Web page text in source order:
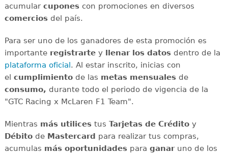
acumular cuponescon promociones en diversos
comerciosdel país.
Para ser uno de los ganadores de esta promoción es
importante registrarteyllenar los datosdentro de la
plataforma oficial. Al estar inscrito, inicias con
el cumplimientode las metas mensualesde
consumo, durante todo el periodo de vigencia de la
"GTC Racing x McLaren F1 Team".
Mientras más utilices tus Tarjetas de Créditoy
Débitode Mastercard para realizar tus compras,
acumulas más oportunidadespara ganaruno de los